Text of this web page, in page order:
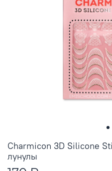
Charmicon 3D Silicone
лунулы